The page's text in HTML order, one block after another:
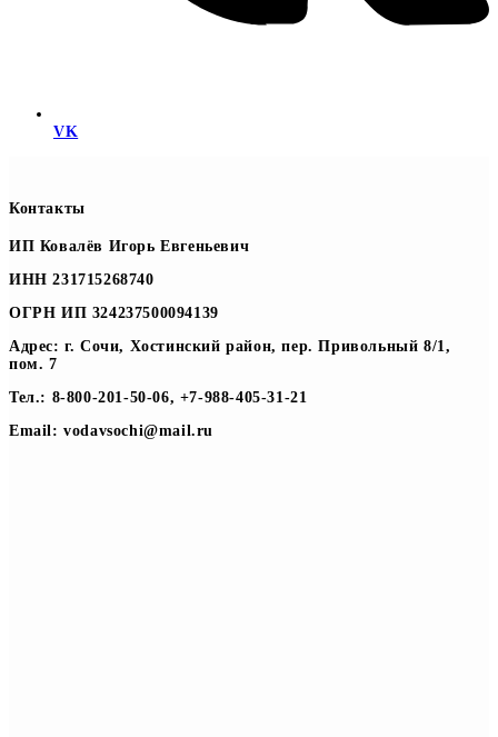
VK
Контакты
ИП Ковалёв Игорь Евгеньевич
ИНН 231715268740
ОГРН ИП 324237500094139
Адрес: г. Сочи, Хостинский район, пер. Привольный 8/1,
пом. 7
Тел.: 8-800-201-50-06, +7-988-405-31-21
Email: vodavsochi@mail.ru